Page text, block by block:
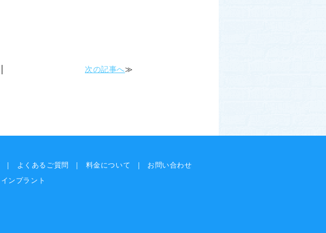
次の記事へ≫
よくあるご質問 料金について
お問い合わせ
インプラント